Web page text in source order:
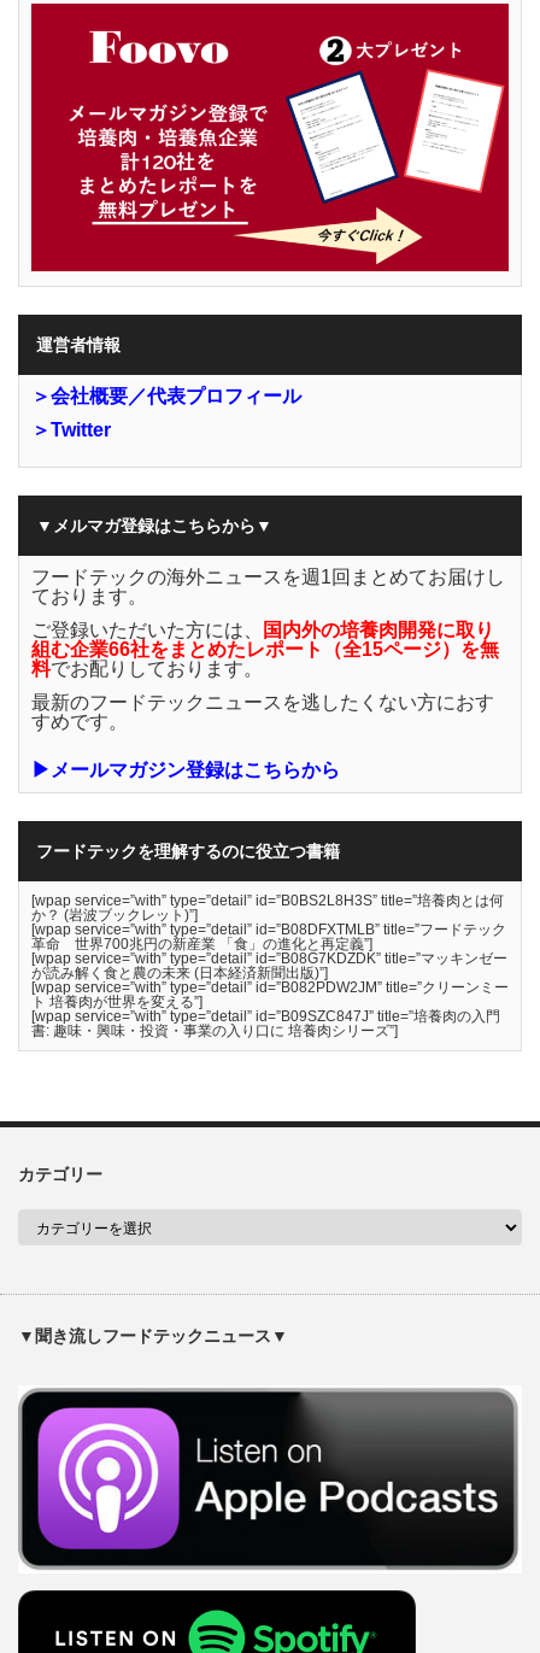
運営者情報
＞会社概要／代表プロフィール
＞Twitter
▼メルマガ登録はこちらから▼
フードテックの海外ニュースを週1回まとめてお届けし
ております。
ご登録いただいた方には、
国内外の培養肉開発に取り
組む企業66社をまとめたレポート（全15ページ）を無
料でお配りしております。
最新のフードテックニュースを逃したくない方におす
すめです。
▶メールマガジン登録はこちらから
フードテックを理解するのに役立つ書籍
[wpap service=”with” type=”detail” id=”B0BS2L8H3S” title=”培養肉とは何
か？ (岩波ブックレット)”]
[wpap service=”with” type=”detail” id=”B08DFXTMLB” title=”フードテック
革命 世界700兆円の新産業 「食」の進化と再定義”]
[wpap service=”with” type=”detail” id=”B08G7KDZDK” title=”マッキンゼー
が読み解く食と農の未来 (日本経済新聞出版)”]
[wpap service=”with” type=”detail” id=”B082PDW2JM” title=”クリーンミー
ト 培養肉が世界を変える”]
[wpap service=”with” type=”detail” id=”B09SZC847J” title=”培養肉の入門
書: 趣味・興味・投資・事業の入り口に 培養肉シリーズ”]
カテゴリー
▼聞き流しフードテックニュース▼